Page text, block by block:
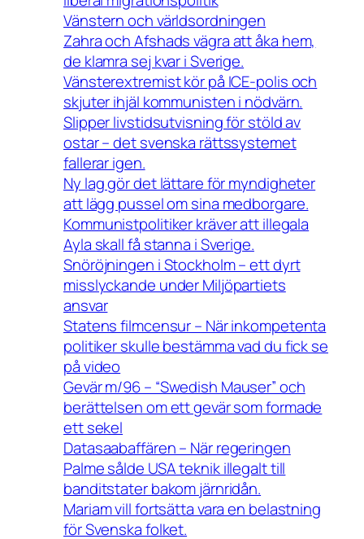
Vänstern och världsordningen
Zahra och Afshads vägra att åka hem,
de klamra sej kvar i Sverige.
Vänsterextremist kör på ICE-polis och
skjuter ihjäl kommunisten i nödvärn.
Slipper livstidsutvisning för stöld av
ostar – det svenska rättssystemet
fallerar igen.
Ny lag gör det lättare för myndigheter
att lägg pussel om sina medborgare.
Kommunistpolitiker kräver att illegala
Ayla skall få stanna i Sverige.
Snöröjningen i Stockholm – ett dyrt
misslyckande under Miljöpartiets
ansvar
Statens filmcensur – När inkompetenta
politiker skulle bestämma vad du fick se
på video
Gevär m/96 – “Swedish Mauser” och
berättelsen om ett gevär som formade
ett sekel
Datasaabaffären – När regeringen
Palme sålde USA teknik illegalt till
banditstater bakom järnridån.
Mariam vill fortsätta vara en belastning
för Svenska folket.